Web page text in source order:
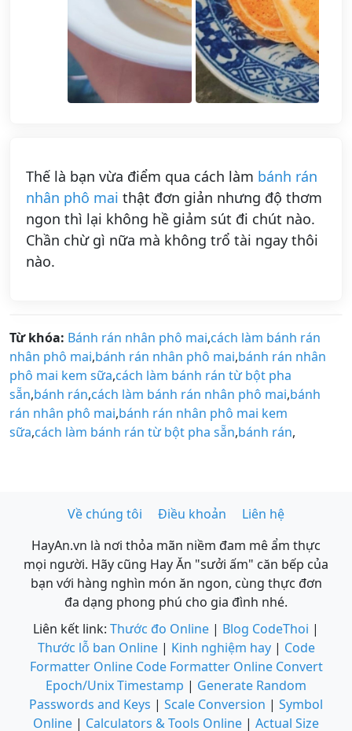
Thế là bạn vừa điểm qua cách làm bánh rán
nhân phô mai thật đơn giản nhưng độ thơm
ngon thì lại không hề giảm sút đi chút nào.
Chần chừ gì nữa mà không trổ tài ngay thôi
nào.
Từ khóa: Bánh rán nhân phô mai,cách làm bánh rán
nhân phô mai,bánh rán nhân phô mai,bánh rán nhân
phô mai kem sữa,cách làm bánh rán từ bột pha
sẵn,bánh rán,cách làm bánh rán nhân phô mai,bánh
rán nhân phô mai,bánh rán nhân phô mai kem
sữa,cách làm bánh rán từ bột pha sẵn,bánh rán,
Về chúng tôi Điều khoản
Liên hệ
HayAn.vn là nơi thỏa mãn niềm đam mê ẩm thực
mọi người. Hãy cũng Hay Ăn "sưởi ấm" căn bếp của
bạn với hàng nghìn món ăn ngon, cùng thực đơn
đa dạng phong phú cho gia đình nhé.
Liên kết link: Thước đo Online | Blog CodeThoi |
Thước lỗ ban Online| Kinh nghiệm hay| Code
Formatter Online Code Formatter Online Convert
Epoch/Unix Timestamp | Generate Random
Passwords and Keys | Scale Conversion | Symbol
Online | Calculators & Tools Online | Actual Size